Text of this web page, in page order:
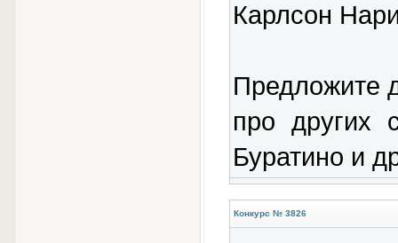
Карлсон
Предложите
про других
Буратино и
Конкурс № 3826